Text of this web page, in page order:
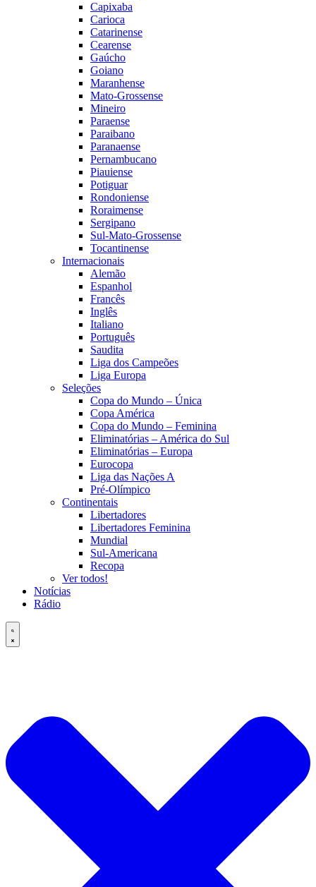
Capixaba
Carioca
Catarinense
Cearense
Gaúcho
Goiano
Maranhense
Mato-Grossense
Mineiro
Paraense
Paraibano
Paranaense
Pernambucano
Piauiense
Potiguar
Rondoniense
Roraimense
Sergipano
Sul-Mato-Grossense
Tocantinense
Internacionais
Alemão
Espanhol
Francês
Inglês
Italiano
Português
Saudita
Liga dos Campeões
Liga Europa
Seleções
Copa do Mundo – Única
Copa América
Copa do Mundo – Feminina
Eliminatórias – América do Sul
Eliminatórias – Europa
Eurocopa
Liga das Nações A
Pré-Olímpico
Continentais
Libertadores
Libertadores Feminina
Mundial
Sul-Americana
Recopa
Ver todos!
Notícias
Rádio